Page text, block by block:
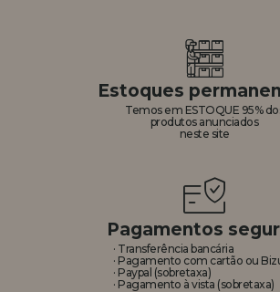
Estoques
Temos em ESTOQUE 95%
produtos anunciados
neste site
Pagamentos
· Transferência bancária
· Pagamento com cartão ou
· Paypal (sobretaxa)
· Pagamento à vista (sobretaxa)